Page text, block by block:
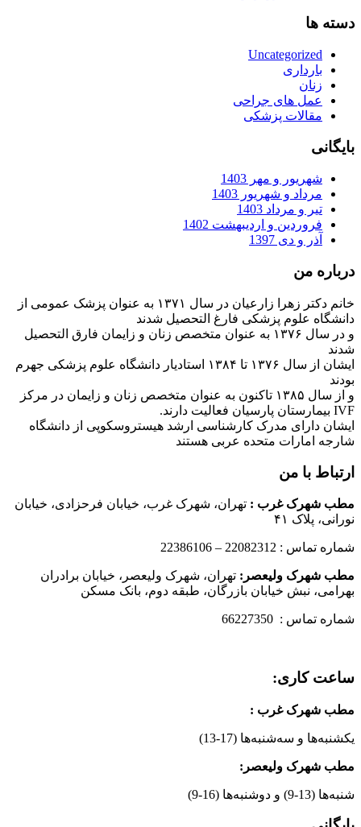
دسته ها
Uncategorized
بارداری
زنان
عمل های جراحی
مقالات پزشکی
بایگانی
شهریور و مهر 1403
مرداد و شهریور 1403
تیر و مرداد 1403
فروردین و اردیبهشت 1402
آذر و دی 1397
درباره من
خانم دکتر زهرا زارعیان در سال ۱۳۷۱ به عنوان پزشک عمومی از
دانشگاه علوم پزشکی فارغ التحصیل شدند
و در سال ۱۳۷۶ به عنوان متخصص زنان و زایمان فارق التحصیل
شدند
ایشان از سال ۱۳۷۶ تا ۱۳۸۴ استادیار دانشگاه علوم پزشکی جهرم
بودند
و از سال ۱۳۸۵ تاکنون به عنوان متخصص زنان و زایمان در مرکز
IVF بیمارستان پارسیان فعالیت دارند.
ایشان دارای مدرک کارشناسی ارشد هیستروسکوپی از دانشگاه
شارجه امارات متحده عربی هستند
ارتباط با من
مطب شهرک غرب : تهران، شهرک غرب، خیابان فرحزادی، خیابان
نورانی، پلاک ۴۱
شماره تماس : 22082312 – 22386106
مطب شهرک ولیعصر: تهران، شهرک ولیعصر، خیابان برادران
بهرامی، نبش خیابان بازرگان، طبقه دوم، بانک مسکن
شماره تماس : 66227350
ساعت کاری:
مطب شهرک غرب :
یکشنبه‌ها و سه‌شنبه‌ها (17-13)
مطب شهرک ولیعصر:
شنبه‌ها (13-9) و دوشنبه‌ها (16-9)